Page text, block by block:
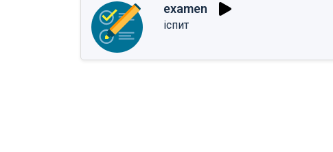
examen
іспит